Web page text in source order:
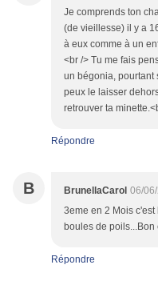
Je comprends ton
(de vieillesse) il y a
à eux comme à un
<br /> Tu me fais
un bégonia, pourtant
peux le laisser
retrouver ta
Répondre
B BrunellaCarol 06/
3eme en 2 Mois
boules de
Répondre